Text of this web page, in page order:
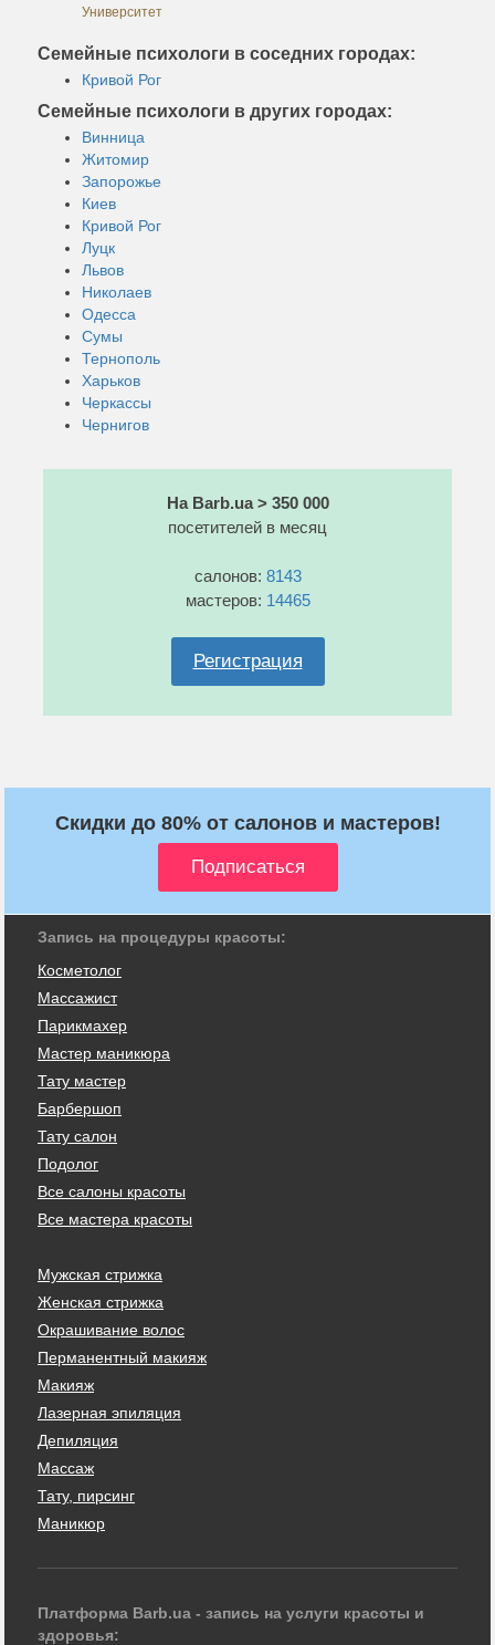
Университет
Семейные психологи в соседних городах:
Кривой Рог
Семейные психологи в других городах:
Винница
Житомир
Запорожье
Киев
Кривой Рог
Луцк
Львов
Николаев
Одесса
Сумы
Тернополь
Харьков
Черкассы
Чернигов
На Barb.ua > 350 000
посетителей в месяц
салонов: 8143
мастеров: 14465
Регистрация
Скидки до 80% от салонов и мастеров!
Запись на процедуры красоты:
Косметолог
Массажист
Парикмахер
Мастер маникюра
Тату мастер
Барбершоп
Тату салон
Подолог
Все салоны красоты
Все мастера красоты
Мужская стрижка
Женская стрижка
Окрашивание волос
Перманентный макияж
Макияж
Лазерная эпиляция
Депиляция
Массаж
Тату, пирсинг
Маникюр
Платформа Barb.ua - запись на услуги красоты и
здоровья: